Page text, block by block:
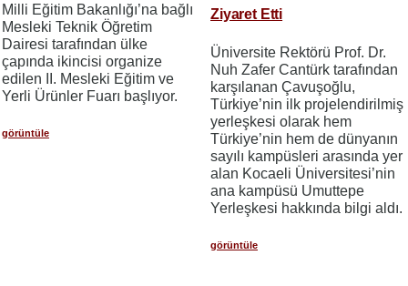
Milli Eğitim Bakanlığı’na bağlı
Mesleki Teknik Öğretim
Dairesi tarafından ülke
çapında ikincisi organize
edilen II. Mesleki Eğitim ve
Yerli Ürünler Fuarı başlıyor.
görüntüle
Ziyaret Etti
Üniversite Rektörü Prof. Dr.
Nuh Zafer Cantürk tarafından
karşılanan Çavuşoğlu,
Türkiye’nin ilk projelendirilmiş
yerleşkesi olarak hem
Türkiye’nin hem de dünyanın
sayılı kampüsleri arasında yer
alan Kocaeli Üniversitesi’nin
ana kampüsü Umuttepe
Yerleşkesi hakkında bilgi aldı.
görüntüle